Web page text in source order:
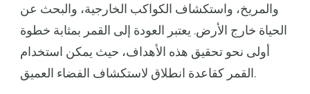
والمريخ، واستكشاف الكواكب الخارجية، والبحث عن
الحياة خارج الأرض. يعتبر العودة إلى القمر بمثابة خطوة
أولى نحو تحقيق هذه الأهداف، حيث يمكن استخدام
القمر كقاعدة انطلاق لاستكشاف الفضاء العميق.